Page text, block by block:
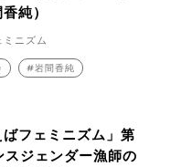
純）
ニズム
岩間香純
ばフェミニズム」第
スジェンダー漁師の